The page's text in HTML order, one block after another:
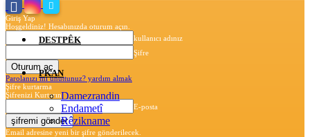
Giriş Yap
Hoşgeldiniz! Hesabınızda oturum açın.
kullanıcı adınız
Şifre
Parolanızı mı unuttunuz? yardım almak
Şifre kurtarma
Şifrenizi Kurtarın
E-posta
Email adresine yeni bir şifre gönderilecek.
DESTPÊK
PKAN
Damezrandin
Endametî
Rêzikname